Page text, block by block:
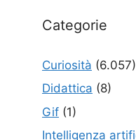
Categorie
Curiosità (6.057)
Didattica (8)
Gif (1)
Intelligenza